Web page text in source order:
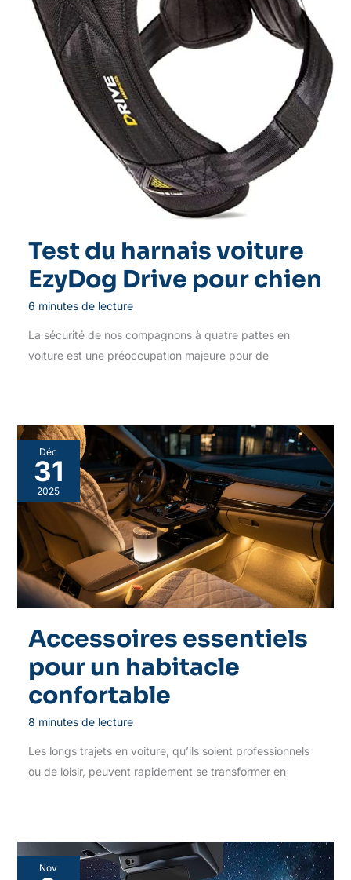
Test du harnais voiture
EzyDog Drive pour chien
6 minutes de lecture
La sécurité de nos compagnons à quatre pattes en
voiture est une préoccupation majeure pour de
Déc
31
2025
Accessoires essentiels
pour un habitacle
confortable
8 minutes de lecture
Les longs trajets en voiture, qu’ils soient professionnels
ou de loisir, peuvent rapidement se transformer en
Nov